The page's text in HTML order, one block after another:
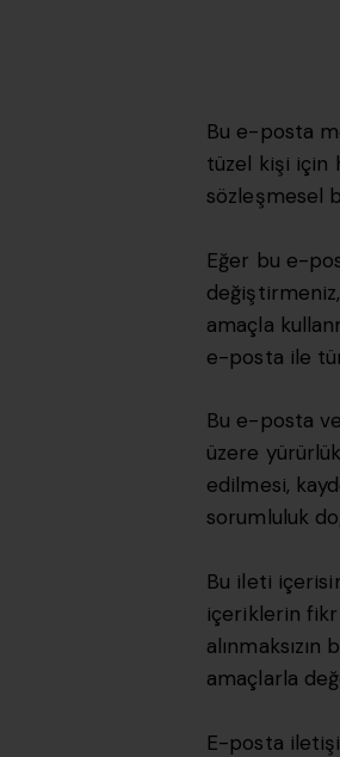
Bu e-posta
tüzel kişi için
sözleşmesel
Eğer bu e-
amaçla
e-posta ile
Bu e-posta
üzere
edilmesi,
sorumluluk
Bu ileti
içeriklerin
alınmaksızın
amaçlarla
E-posta